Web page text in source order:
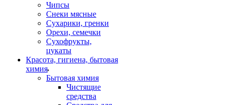
Чипсы
Снеки мясные
Сухарики, гренки
Орехи, семечки
Сухофрукты,
цукаты
Красота, гигиена, бытовая
химия
Бытовая химия
Чистящие
средства